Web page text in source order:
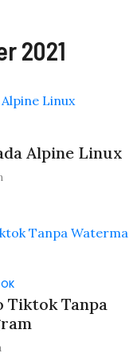
2021
Alpine Linux
Tiktok Tanpa